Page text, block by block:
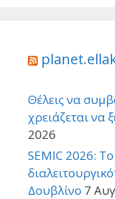
Θέλεις να
χρειάζεται να
2026
SEMIC 2026:
Δουβλίνο 7